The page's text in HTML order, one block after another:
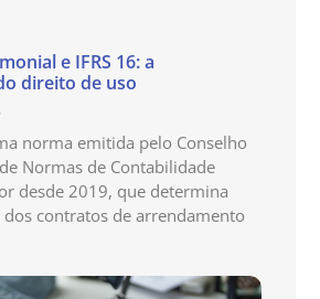
e IFRS 16: a
direito de uso
norma emitida pelo Conselho
Normas de Contabilidade
desde 2019, que determina
contratos de arrendamento